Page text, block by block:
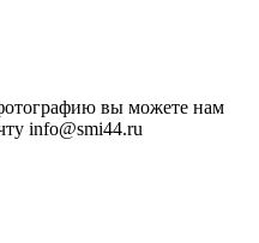
вы можете нам
info@smi44.ru